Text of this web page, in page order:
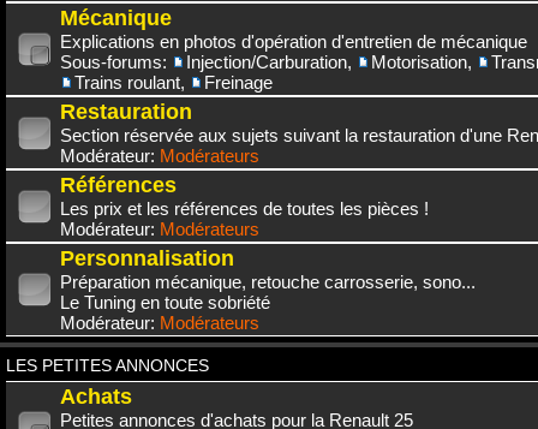
Mécanique
Explications en photos d'opération d'entretien de mécanique
Sous-forums:
Injection/Carburation, Motorisation,
Trains roulant, Freinage
Restauration
Section réservée aux sujets suivant la restauration d'une
Modérateur: Modérateurs
Références
Les prix et les références de toutes les pièces !
Modérateur: Modérateurs
Personnalisation
Préparation mécanique, retouche carrosserie, sono...
Le Tuning en toute sobriété
Modérateur: Modérateurs
LES PETITES ANNONCES
Achats
Petites annonces d'achats pour la Renault 25